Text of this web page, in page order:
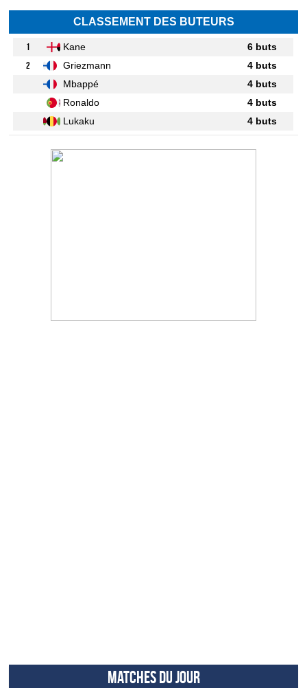
CLASSEMENT DES BUTEURS
1 Kane
6 buts
2
Griezmann
4 buts
Mbappé
4 buts
Ronaldo
4 buts
Lukaku
4 buts
MATCHES DU JOUR